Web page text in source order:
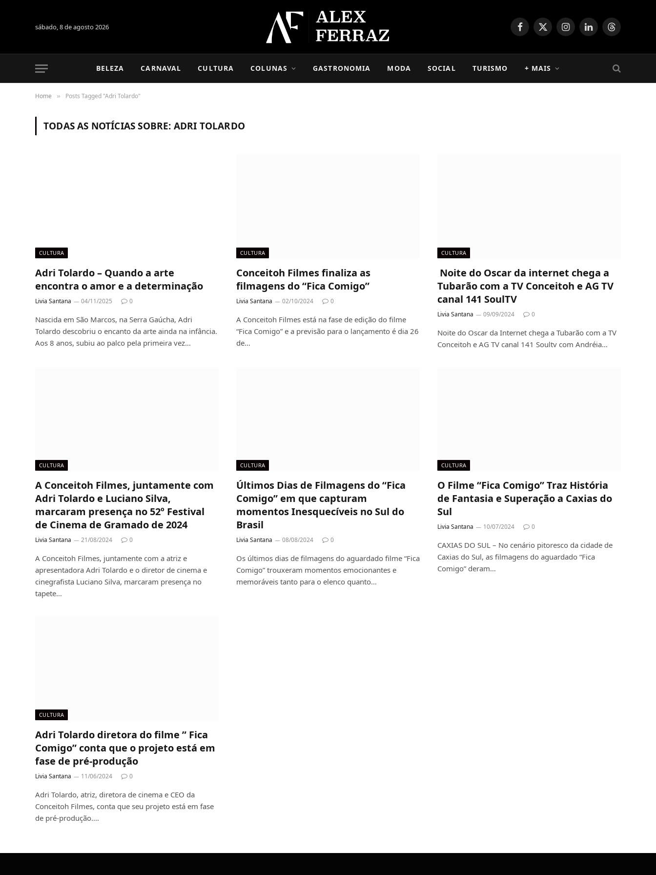
sábado, 8 de agosto 2026 Facebook
X
InstagramLinkedInThreads
BELEZA CARNAVAL CULTURA COLUNAS GASTRONOMIA MODA SOCIAL TURISMO + MAIS
Home » Posts Tagged "Adri Tolardo"
TODAS AS NOTÍCIAS SOBRE: ADRI TOLARDO
CULTURA
Adri Tolardo – Quando a arte
encontra o amor e a determinação
Livia Santana 04/11/2025 0
Nascida em São Marcos, na Serra Gaúcha, Adri
Tolardo descobriu o encanto da arte ainda na infância.
Aos 8 anos, subiu ao palco pela primeira vez…
CULTURA
Conceitoh Filmes finaliza as
filmagens do “Fica Comigo”
Livia Santana 02/10/2024 0
A Conceitoh Filmes está na fase de edição do filme
“Fica Comigo” e a previsão para o lançamento é dia 26
de…
CULTURA
Noite do Oscar da internet chega a
Tubarão com a TV Conceitoh e AG TV
canal 141 SoulTV
Livia Santana 09/09/2024 0
Noite do Oscar da Internet chega a Tubarão com a TV
Conceitoh e AG TV canal 141 Soultv com Andréia…
CULTURA
A Conceitoh Filmes, juntamente com
Adri Tolardo e Luciano Silva,
marcaram presença no 52º Festival
de Cinema de Gramado de 2024
Livia Santana 21/08/2024 0
A Conceitoh Filmes, juntamente com a atriz e
apresentadora Adri Tolardo e o diretor de cinema e
cinegrafista Luciano Silva, marcaram presença no
tapete…
CULTURA
Últimos Dias de Filmagens do “Fica
Comigo” em que capturam
momentos Inesquecíveis no Sul do
Brasil
Livia Santana 08/08/2024 0
Os últimos dias de filmagens do aguardado filme “Fica
Comigo” trouxeram momentos emocionantes e
memoráveis tanto para o elenco quanto…
CULTURA
O Filme “Fica Comigo” Traz História
de Fantasia e Superação a Caxias do
Sul
Livia Santana 10/07/2024 0
CAXIAS DO SUL – No cenário pitoresco da cidade de
Caxias do Sul, as filmagens do aguardado “Fica
Comigo” deram…
CULTURA
Adri Tolardo diretora do filme ” Fica
Comigo” conta que o projeto está em
fase de pré-produção
Livia Santana 11/06/2024 0
Adri Tolardo, atriz, diretora de cinema e CEO da
Conceitoh Filmes, conta que seu projeto está em fase
de pré-produção.…